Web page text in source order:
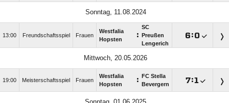
Sonntag, 11.08.2024
13:00 Freundschaftsspiel Frauen
Westfalia
Hopsten
:
SC
Preußen
Lengerich
:
Mittwoch, 20.05.2026
19:00 Meisterschaftsspiel Frauen
Westfalia
Hopsten
:
FC Stella
Bevergern
: